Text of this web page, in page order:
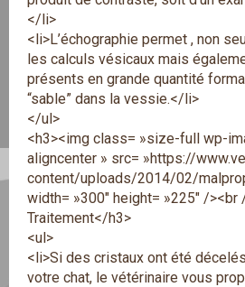
</li>
<li>L’échographie permet , non
les calculs vésicaux mais
présents en grande quantité
“sable” dans la vessie.</li>
</ul>
<h3><img class= »size-full wp-
aligncenter » src= »https://
content/uploads/2014/02/
width= »300″ height= »225″ /><br
Traitement</h3>
<ul>
<li>Si des cristaux ont été
votre chat, le vétérinaire vous